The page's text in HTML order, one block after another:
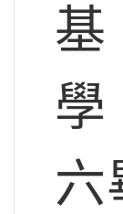
基
學
六